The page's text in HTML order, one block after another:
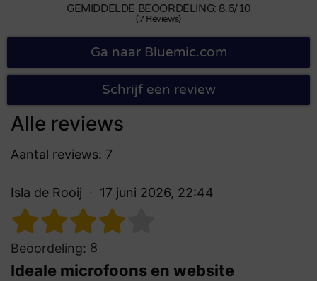
GEMIDDELDE BEOORDELING: 8.6/10
(7 Reviews)
Ga naar Bluemic.com
Schrijf een review
Alle reviews
Aantal reviews: 7
Isla de Rooij 17 juni 2026, 22:44
Beoordeling: 8
Ideale microfoons en website